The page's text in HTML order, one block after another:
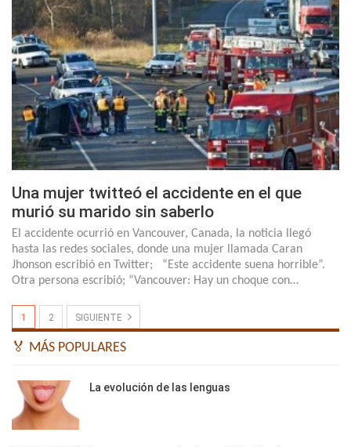
Una mujer twitteó el accidente en el que
murió su marido sin saberlo
El accidente ocurrió en Vancouver, Canada, la noticia llegó
hasta las redes sociales, donde una mujer llamada Caran
Jhonson escribió en Twitter; “Este accidente suena horrible”.
Otra persona escribió; “Vancouver: Hay un choque con…
1 2 SIGUIENTE
🏅 MÁS POPULARES
La evolución de las lenguas